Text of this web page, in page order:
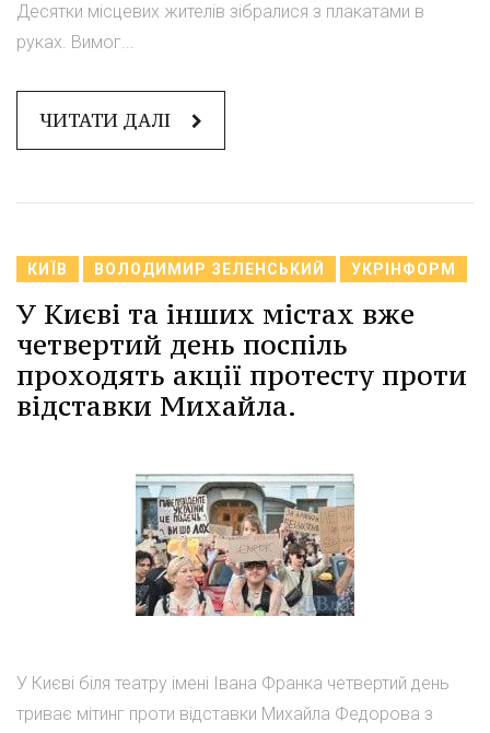
Десятки місцевих жителів зібралися з плакатами в
руках. Вимог...
ЧИТАТИ ДАЛІ
КИЇВ ВОЛОДИМИР ЗЕЛЕНСЬКИЙ УКРІНФОРМ
У Києві та інших містах вже
четвертий день поспіль
проходять акції протесту проти
відставки Михайла.
У Києві біля театру імені Івана Франка четвертий день
триває мітинг проти відставки Михайла Федорова з